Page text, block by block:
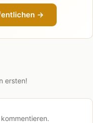
→
ersten!